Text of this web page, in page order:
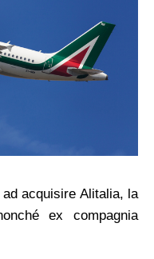
acquisire Alitalia, la
ex compagnia